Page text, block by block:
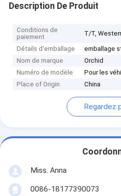
Description De Produit
Conditions de
paiement
T/T,
Détails d'emballage
emballage
Nom de marque
Orchid
Numéro de modèle
Pour les
Place of Origin
China
Regardez
Miss. Anna
0086-18177390073